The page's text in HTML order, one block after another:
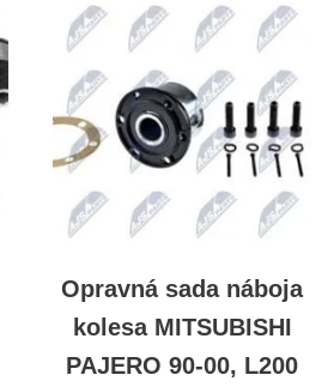
Opravná sada náboja
kolesa MITSUBISHI
PAJERO 90-00, L200